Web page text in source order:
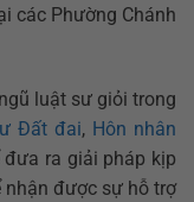
các Phường Chánh
luật sư giỏi trong
Đất đai, Hôn nhân
đưa ra giải pháp kịp
nhận được sự hỗ trợ